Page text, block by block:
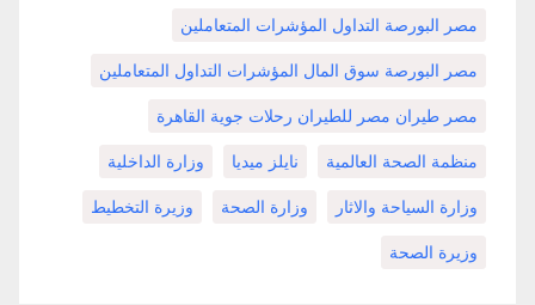
مصر البورصة التداول المؤشرات المتعاملين
مصر البورصة سوق المال المؤشرات التداول المتعاملين
مصر طيران مصر للطيران رحلات جوية القاهرة
منظمة الصحة العالمية نايلز ميديا وزارة الداخلية
وزارة السياحة والاثار وزارة الصحة وزيرة التخطيط
وزيرة الصحة